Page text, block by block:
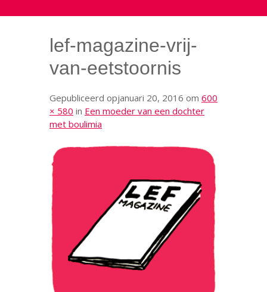
lef-magazine-vrij-
van-eetstoornis
Gepubliceerd opjanuari 20, 2016 om 600
× 580 in Een moeder van een dochter
met boulimia